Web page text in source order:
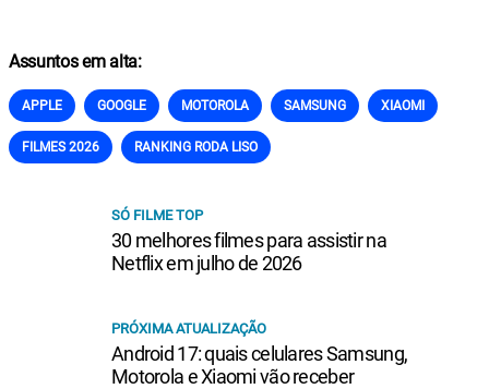
Assuntos em alta:
APPLE GOOGLE MOTOROLA SAMSUNG XIAOMI
FILMES 2026 RANKING RODA LISO
SÓ FILME TOP
30 melhores filmes para assistir na
Netflix em julho de 2026
PRÓXIMA ATUALIZAÇÃO
Android 17: quais celulares Samsung,
Motorola e Xiaomi vão receber